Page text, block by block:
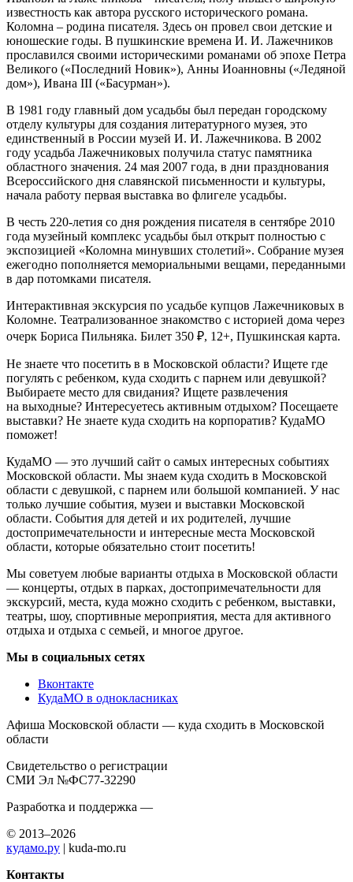
известность как автора русского исторического романа.
Коломна – родина писателя. Здесь он провел свои детские и
юношеские годы. В пушкинские времена И. И. Лажечников
прославился своими историческими романами об эпохе Петра
Великого («Последний Новик»), Анны Иоанновны («Ледяной
дом»), Ивана III («Басурман»).
В 1981 году главный дом усадьбы был передан городскому
отделу культуры для создания литературного музея, это
единственный в России музей И. И. Лажечникова. В 2002
году усадьба Лажечниковых получила статус памятника
областного значения. 24 мая 2007 года, в дни празднования
Всероссийского дня славянской письменности и культуры,
начала работу первая выставка во флигеле усадьбы.
В честь 220-летия со дня рождения писателя в сентябре 2010
года музейный комплекс усадьбы был открыт полностью с
экспозицией «Коломна минувших столетий». Собрание музея
ежегодно пополняется мемориальными вещами, переданными
в дар потомками писателя.
Интерактивная экскурсия по усадьбе купцов Лажечниковых в
Коломне. Театрализованное знакомство с историей дома через
очерк Бориса Пильняка. Билет 350 ₽, 12+, Пушкинская карта.
Не знаете что посетить в в Московской области? Ищете где
погулять с ребенком, куда сходить с парнем или девушкой?
Выбираете место для свидания? Ищете развлечения
на выходные? Интересуетесь активным отдыхом? Посещаете
выставки? Не знаете куда сходить на корпоратив? КудаМО
поможет!
КудаМО — это лучший сайт о самых интересных событиях
Московской области. Мы знаем куда сходить в Московской
области с девушкой, с парнем или большой компанией. У нас
только лучшие события, музеи и выставки Московской
области. События для детей и их родителей, лучшие
достопримечательности и интересные места Московской
области, которые обязательно стоит посетить!
Мы советуем любые варианты отдыха в Московской области
— концерты, отдых в парках, достопримечательности для
экскурсий, места, куда можно сходить с ребенком, выставки,
театры, шоу, спортивные мероприятия, места для активного
отдыха и отдыха с семьей, и многое другое.
Мы в социальных сетях
Вконтакте
КудаМО в однокласниках
Афиша Московской области — куда сходить в Московской
области
Свидетельство о регистрации
СМИ Эл №ФС77-32290
Разработка и поддержка —
© 2013–2026
кудамо.ру | kuda-mo.ru
Контакты